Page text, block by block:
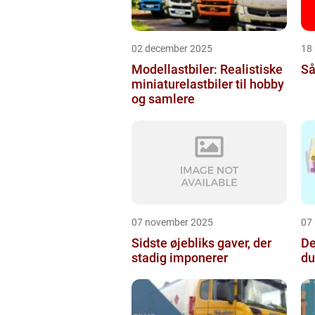
02 december 2025
Modellastbiler: Realistiske
miniaturelastbiler til hobby
og samlere
18
07 november 2025
Sidste øjebliks gaver, der
stadig imponerer
07